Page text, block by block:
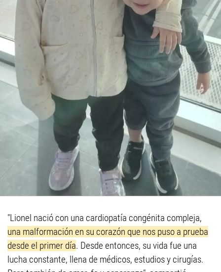
"Lionel nació con una cardiopatía congénita compleja,
una malformación en su corazón que nos puso a prueba
desde el primer día. Desde entonces, su vida fue una
lucha constante, llena de médicos, estudios y cirugías.